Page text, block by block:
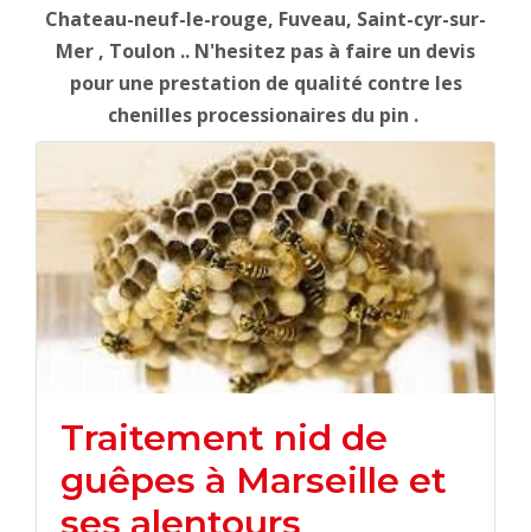
Chateau-neuf-le-rouge, Fuveau, Saint-cyr-sur-
Mer , Toulon .. N'hesitez pas à faire un devis
pour une prestation de qualité contre les
chenilles processionaires du pin .
Traitement nid de
guêpes à Marseille et
ses alentours